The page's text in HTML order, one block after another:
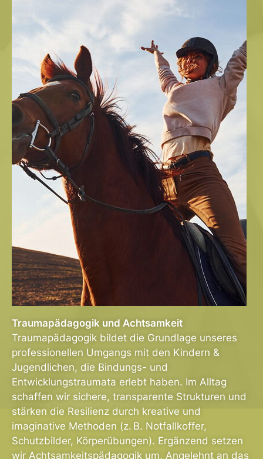
Traumapädagogik und Achtsamkeit
Traumapädagogik bildet die Grundlage unseres
professionellen Umgangs mit den Kindern &
Jugendlichen, die Bindungs- und
Entwicklungstraumata erlebt haben. Im Alltag
schaffen wir sichere, transparente Strukturen und
stärken die Resilienz durch kreative und
imaginative Methoden (z. B. Notfallkoffer,
Schutzbilder, Körperübungen). Ergänzend setzen
wir Achtsamkeitspädagogik um, Angelehnt an das